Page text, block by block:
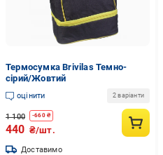
Термосумка Brivilas Темно-
сірий/Жовтий
оцінити 2 варіанти
1 100 -660₴
440 ₴/шт.
Доставимо